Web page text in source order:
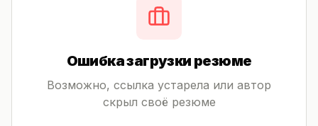
Ошибка загрузки резюме
Возможно, ссылка устарела или автор
скрыл своё резюме